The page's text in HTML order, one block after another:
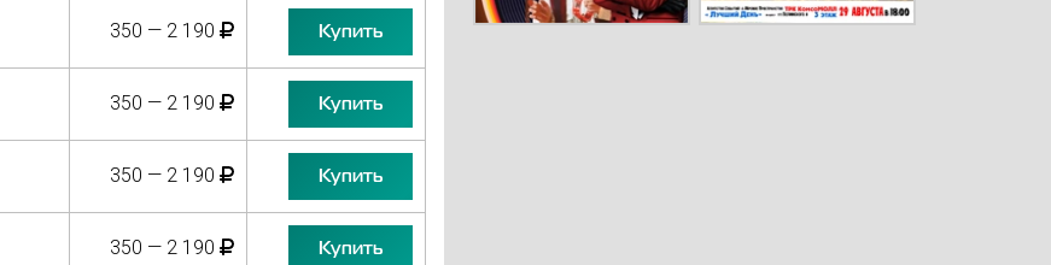
350 — 2 190 Купить
350 — 2 190 Купить
350 — 2 190 Купить
350 — 2 190 Купить